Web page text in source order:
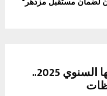
وزارة الثقافة تصدر كتابها السنوي 2025..